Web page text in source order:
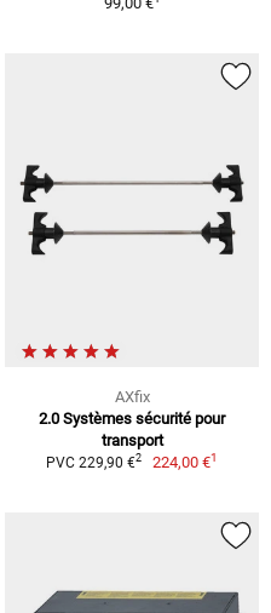
AXfix
2.0 Systèmes sécurité pour
transport
PVC 229,90 €2 224,00 €1